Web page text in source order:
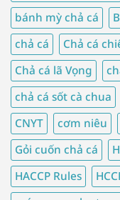
bánh mỳ chả cá
chả cá
Chả cá
Chả cá lã Vọng
chả cá sốt cà chua
CNYT
cơm niêu
Gỏi cuốn chả cá
HACCP Rules